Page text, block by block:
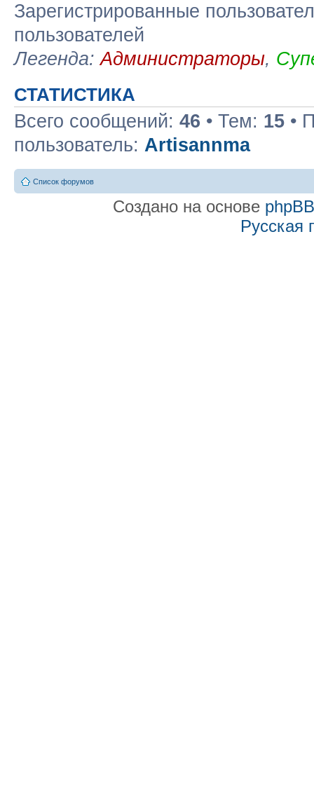
Зарегистрированные
пользователей
Легенда:Администраторы,
СТАТИСТИКА
Всего сообщений: 46 • Тем: 15 •
пользователь: Artisannma
Список форумов
Создано на основе phpBB
Русская